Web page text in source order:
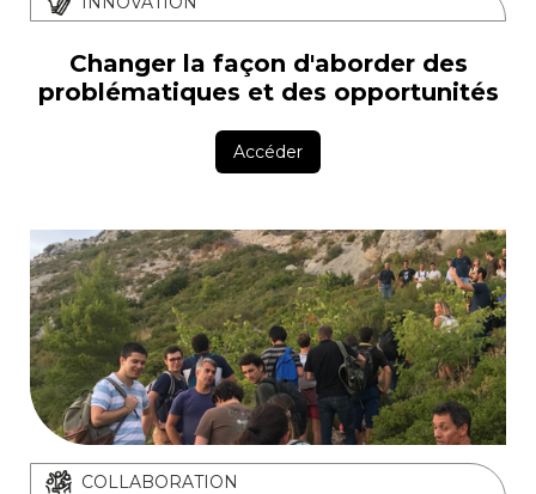
Changer la façon d'aborder des
problématiques et des opportunités
Accéder
COLLABORATION